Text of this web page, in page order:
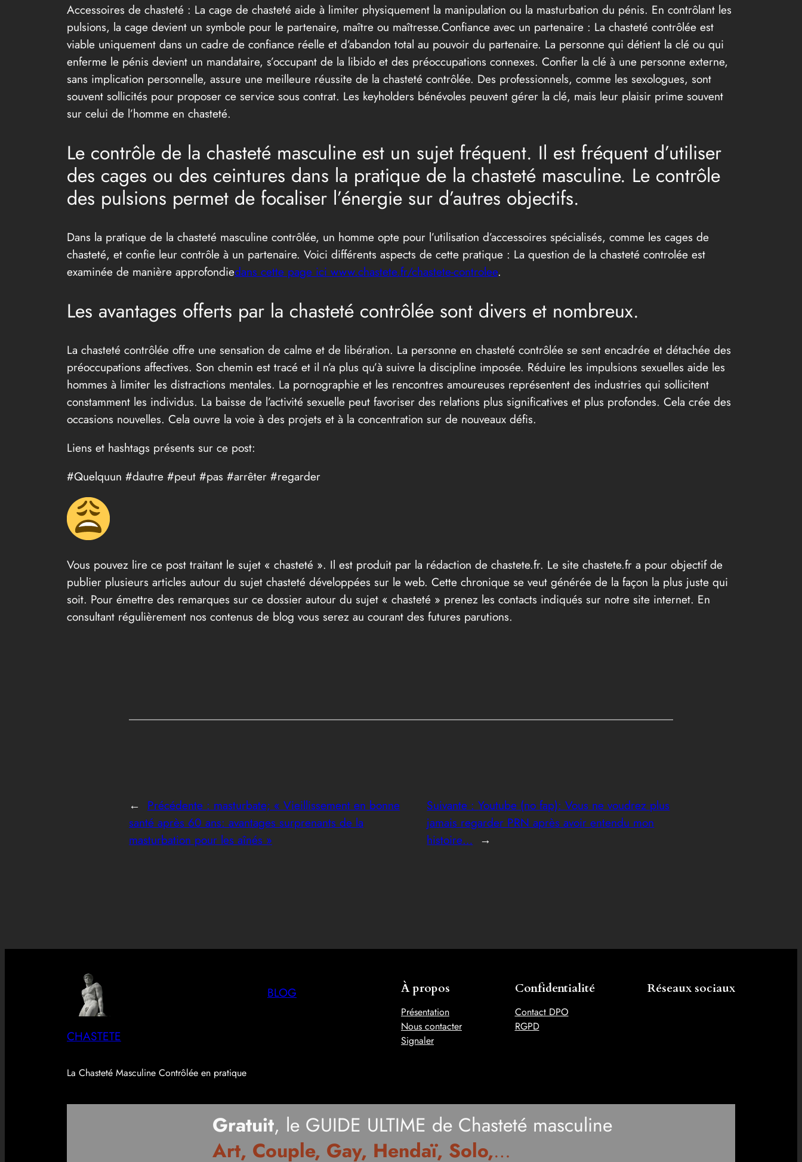
Accessoires de chasteté : La cage de chasteté aide à limiter physiquement la manipulation ou la masturbation du pénis. En contrôlant les
pulsions, la cage devient un symbole pour le partenaire, maître ou maîtresse.Confiance avec un partenaire : La chasteté contrôlée est
viable uniquement dans un cadre de confiance réelle et d’abandon total au pouvoir du partenaire. La personne qui détient la clé ou qui
enferme le pénis devient un mandataire, s’occupant de la libido et des préoccupations connexes. Confier la clé à une personne externe,
sans implication personnelle, assure une meilleure réussite de la chasteté contrôlée. Des professionnels, comme les sexologues, sont
souvent sollicités pour proposer ce service sous contrat. Les keyholders bénévoles peuvent gérer la clé, mais leur plaisir prime souvent
sur celui de l’homme en chasteté.
Le contrôle de la chasteté masculine est un sujet fréquent. Il est fréquent d’utiliser
des cages ou des ceintures dans la pratique de la chasteté masculine. Le contrôle
des pulsions permet de focaliser l’énergie sur d’autres objectifs.
Dans la pratique de la chasteté masculine contrôlée, un homme opte pour l’utilisation d’accessoires spécialisés, comme les cages de
chasteté, et confie leur contrôle à un partenaire. Voici différents aspects de cette pratique : La question de la chasteté controlée est
examinée de manière approfondiedans cette page ici www.chastete.fr/chastete-controlee.
Les avantages offerts par la chasteté contrôlée sont divers et nombreux.
La chasteté contrôlée offre une sensation de calme et de libération. La personne en chasteté contrôlée se sent encadrée et détachée des
préoccupations affectives. Son chemin est tracé et il n’a plus qu’à suivre la discipline imposée. Réduire les impulsions sexuelles aide les
hommes à limiter les distractions mentales. La pornographie et les rencontres amoureuses représentent des industries qui sollicitent
constamment les individus. La baisse de l’activité sexuelle peut favoriser des relations plus significatives et plus profondes. Cela crée des
occasions nouvelles. Cela ouvre la voie à des projets et à la concentration sur de nouveaux défis.
Liens et hashtags présents sur ce post:
#Quelquun #dautre #peut #pas #arrêter #regarder
Vous pouvez lire ce post traitant le sujet « chasteté ». Il est produit par la rédaction de chastete.fr. Le site chastete.fr a pour objectif de
publier plusieurs articles autour du sujet chasteté développées sur le web. Cette chronique se veut générée de la façon la plus juste qui
soit. Pour émettre des remarques sur ce dossier autour du sujet « chasteté » prenez les contacts indiqués sur notre site internet. En
consultant régulièrement nos contenus de blog vous serez au courant des futures parutions.
← Précédente : masturbate; « Vieillissement en bonne
santé après 60 ans: avantages surprenants de la
masturbation pour les aînés »
Suivante :Youtube (no fap): Vous ne voudrez plus
jamais regarder PRN après avoir entendu mon
histoire… →
CHASTETE
La Chasteté Masculine Contrôlée en pratique
BLOG À propos
Présentation
Nous contacter
Signaler
Confidentialité
Contact DPO
RGPD
Réseaux sociaux
Gratuit, le GUIDE ULTIME de Chasteté masculine
Art, Couple, Gay, Hendaï, Solo,…